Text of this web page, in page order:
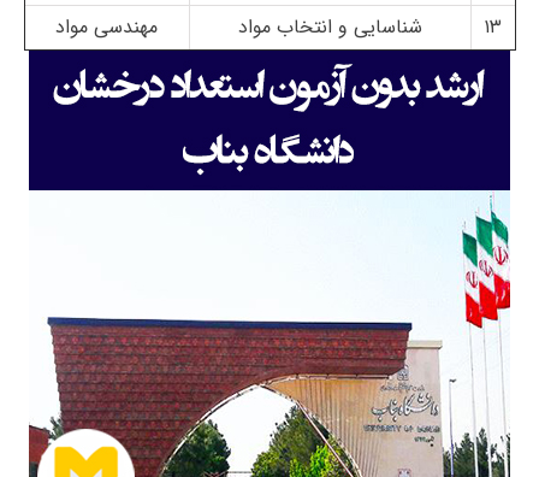
۱۳
شناسایی و انتخاب مواد مهندسی مواد